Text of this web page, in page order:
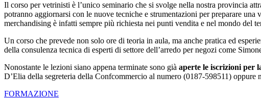
Il corso per vetrinisti è l’unico seminario che si svolge nella nostra provincia
potranno aggiornarsi con le nuove tecniche e strumentazioni per preparare
merchandising è infatti sempre più richiesta nei punti vendita e nel mondo del
Un corso che prevede non solo ore di teoria in aula, ma anche pratica ed
della consulenza tecnica di esperti di settore dell’arredo per negozi come
Nonostante le lezioni siano appena terminate sono già aperte le iscrizioni per
D’Elia della segreteria della Confcommercio al numero (0187-598511) oppure
FORMAZIONE